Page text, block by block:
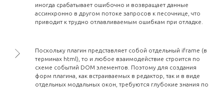
иногда срабатывает ошибочно и возвращает данные
ассинхронно в другом потоке запросов к песочнице, что
приводит к трудно отлавливаемым ошибкам при отладке.
Поскольку плагин представляет собой отдельный iframe (в
терминах html), то и любое взаимодействие строится по
схеме событий DOM элементов. Поэтому для создания
форм плагина, как встраиваемых в редактор, так и в виде
отдельных модальных окон, требуются глубокие знания по